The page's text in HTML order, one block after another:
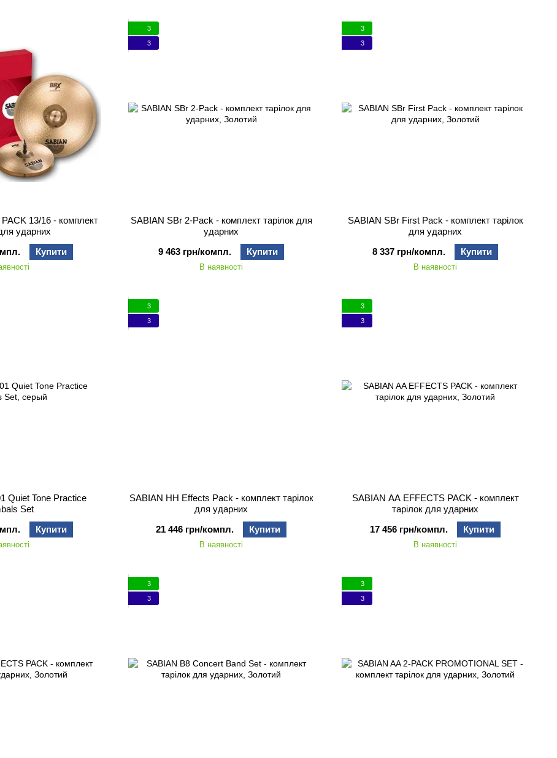
13/16 - комплект
ударних
Купити
3
3
SABIAN SBr 2-Pack - комплект тарілок для
ударних
9 463 грн/компл.
Купити
В наявності
3
3
SABIAN SBr First Pack - комплект тарілок
для ударних
8 337 грн/компл.
Купити
В наявності
Quiet Tone Practice
Set
Купити
3
3
SABIAN HH Effects Pack - комплект тарілок
для ударних
21 446 грн/компл.
Купити
В наявності
3
3
SABIAN AA EFFECTS PACK - комплект
тарілок для ударних
17 456 грн/компл.
Купити
В наявності
3
3
3
3